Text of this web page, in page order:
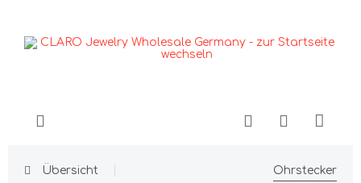
Übersicht Ohrstecker